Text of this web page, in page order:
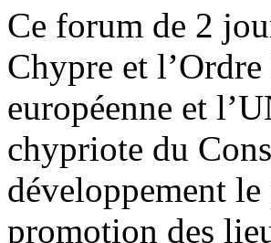
Ce forum de 2
Chypre et
européenne et
chypriote du
développement
promotion des